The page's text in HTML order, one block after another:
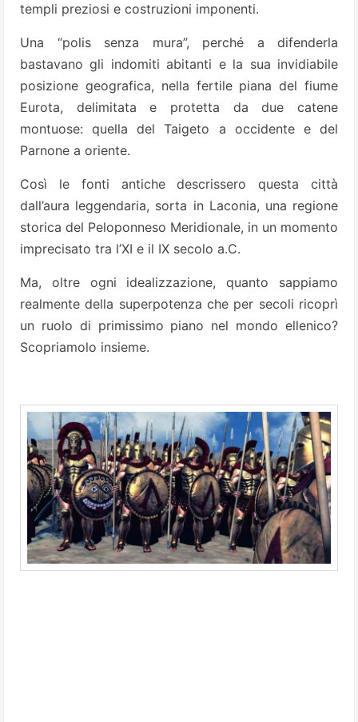
templi preziosi e costruzioni imponenti.
Una “polis senza mura”, perché a difenderla
bastavano gli indomiti abitanti e la sua invidiabile
posizione geografica, nella fertile piana del fiume
Eurota, delimitata e protetta da due catene
montuose: quella del Taigeto a occidente e del
Parnone a oriente.
Così le fonti antiche descrissero questa città
dall’aura leggendaria, sorta in Laconia, una regione
storica del Peloponneso Meridionale, in un momento
imprecisato tra l’XI e il IX secolo a.C.
Ma, oltre ogni idealizzazione, quanto sappiamo
realmente della superpotenza che per secoli ricoprì
un ruolo di primissimo piano nel mondo ellenico?
Scopriamolo insieme.